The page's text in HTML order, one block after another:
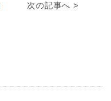
次の記事へ >